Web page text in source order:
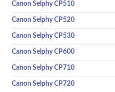
Canon Selphy CP510
Canon Selphy CP520
Canon Selphy CP530
Canon Selphy CP600
Canon Selphy CP710
Canon Selphy CP720